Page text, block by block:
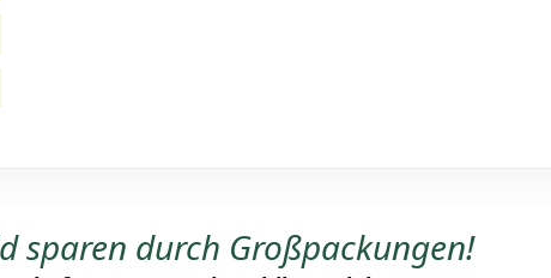
sparen durch Großpackungen!